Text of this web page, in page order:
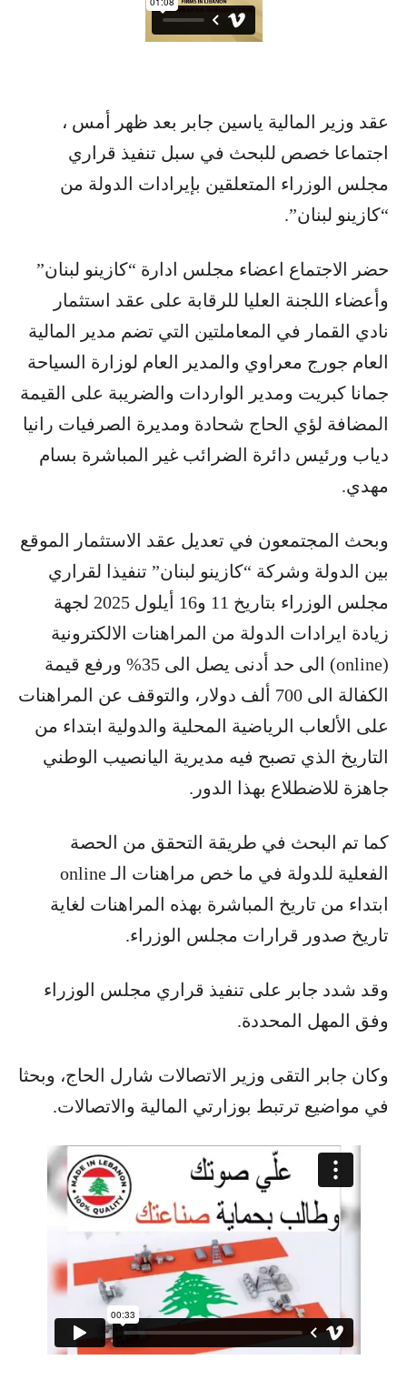
عقد وزير المالية ياسين جابر بعد ظهر أمس ،
اجتماعا خصص للبحث في سبل تنفيذ قراري
مجلس الوزراء المتعلقين بإيرادات الدولة من
“كازينو لبنان”.
حضر الاجتماع اعضاء مجلس ادارة “كازينو لبنان”
وأعضاء اللجنة العليا للرقابة على عقد استثمار
نادي القمار في المعاملتين التي تضم مدير المالية
العام جورج معراوي والمدير العام لوزارة السياحة
جمانا كبريت ومدير الواردات والضريبة على القيمة
المضافة لؤي الحاج شحادة ومديرة الصرفيات رانيا
دياب ورئيس دائرة الضرائب غير المباشرة بسام
مهدي.
وبحث المجتمعون في تعديل عقد الاستثمار الموقع
بين الدولة وشركة “كازينو لبنان” تنفيذا لقراري
مجلس الوزراء بتاريخ 11 و16 أيلول 2025 لجهة
زيادة ايرادات الدولة من المراهنات الالكترونية
(online) الى حد أدنى يصل الى 35% ورفع قيمة
الكفالة الى 700 ألف دولار، والتوقف عن المراهنات
على الألعاب الرياضية المحلية والدولية ابتداء من
التاريخ الذي تصبح فيه مديرية اليانصيب الوطني
جاهزة للاضطلاع بهذا الدور.
كما تم البحث في طريقة التحقق من الحصة
الفعلية للدولة في ما خص مراهنات الـ online
ابتداء من تاريخ المباشرة بهذه المراهنات لغاية
تاريخ صدور قرارات مجلس الوزراء.
وقد شدد جابر على تنفيذ قراري مجلس الوزراء
وفق المهل المحددة.
وكان جابر التقى وزير الاتصالات شارل الحاج، وبحثا
في مواضيع ترتبط بوزارتي المالية والاتصالات.